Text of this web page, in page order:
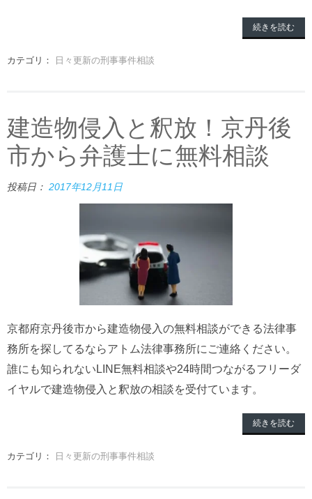
続きを読む
カテゴリ： 日々更新の刑事事件相談
建造物侵入と釈放！京丹後
市から弁護士に無料相談
投稿日： 2017年12月11日
京都府京丹後市から建造物侵入の無料相談ができる法律事
務所を探してるならアトム法律事務所にご連絡ください。
誰にも知られないLINE無料相談や24時間つながるフリーダ
イヤルで建造物侵入と釈放の相談を受付ています。
続きを読む
カテゴリ： 日々更新の刑事事件相談